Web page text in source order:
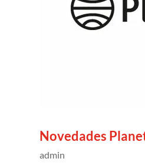
Novedades
admin